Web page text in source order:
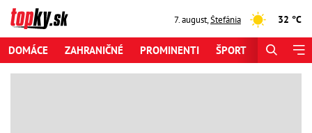
7. august,Štefánia 32 °C
DOMÁCE ZAHRANIČNÉ PROMINENTI ŠPORT